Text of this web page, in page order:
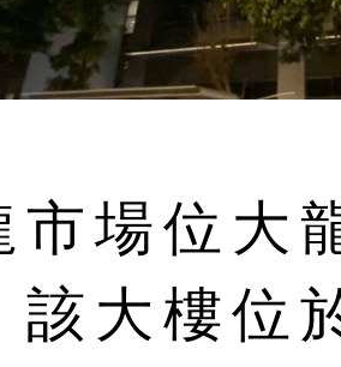
市場位大
該大樓位